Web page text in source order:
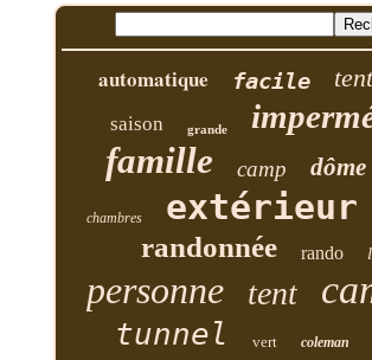
automatique facile
saison grande
famille camp dôme
chambres extérieur
randonnée rando
personne tent
tunnel vert coleman